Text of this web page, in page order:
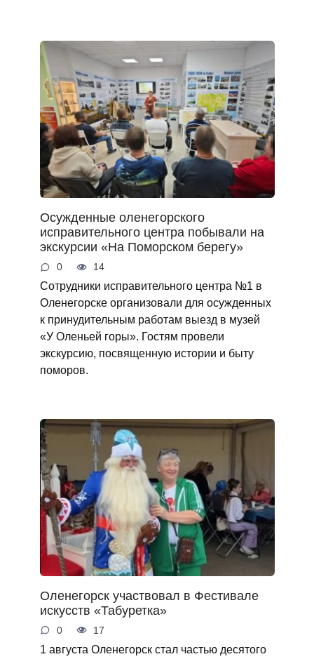
Осужденные оленегорского
исправительного центра побывали на
экскурсии «На Поморском берегу»
0 14
Сотрудники исправительного центра №1 в
Оленегорске организовали для осужденных
к принудительным работам выезд в музей
«У Оленьей горы». Гостям провели
экскурсию, посвященную истории и быту
поморов.
Оленегорск участвовал в Фестивале
искусств «Табуретка»
0 17
1 августа Оленегорск стал частью десятого